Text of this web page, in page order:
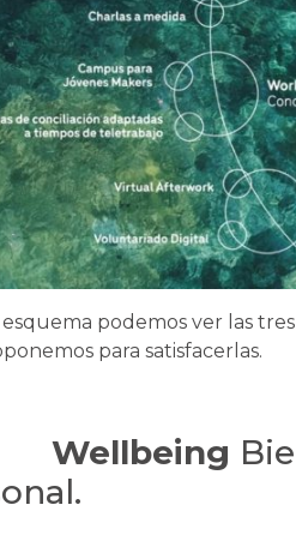
podemos ver las
para satisfacerlas.
Wellbeing